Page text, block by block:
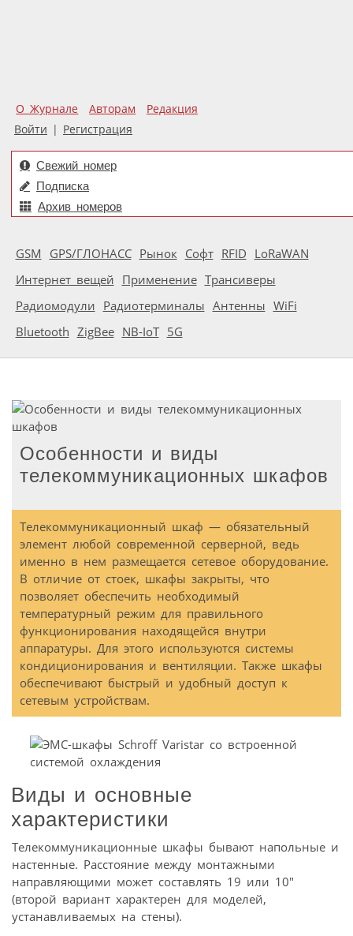
О Журнале Авторам
Редакция
Войти | Регистрация
Свежий номер
Подписка
Архив номеров
GSM GPS/ГЛОНАСС Рынок Софт RFID LoRaWAN
Интернет вещей Применение Трансиверы
Радиомодули Радиотерминалы Антенны WiFi
Bluetooth ZigBee NB-IoT 5G
Особенности и виды
телекоммуникационных шкафов
Телекоммуникационный шкаф — обязательный
элемент любой современной серверной, ведь
именно в нем размещается сетевое оборудование.
В отличие от стоек, шкафы закрыты, что
позволяет обеспечить необходимый
температурный режим для правильного
функционирования находящейся внутри
аппаратуры. Для этого используются системы
кондиционирования и вентиляции. Также шкафы
обеспечивают быстрый и удобный доступ к
сетевым устройствам.
Виды и основные
характеристики
Телекоммуникационные шкафы бывают напольные и
настенные. Расстояние между монтажными
направляющими может составлять 19 или 10″
(второй вариант характерен для моделей,
устанавливаемых на стены).